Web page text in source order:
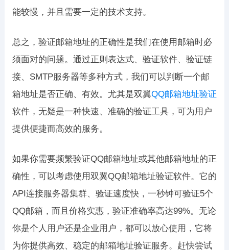
能较慢，并且需要一定的技术支持。
总之，验证邮箱地址的正确性是我们在使用邮箱时必
须面对的问题。通过正则表达式、验证软件、验证链
接、SMTP服务器等多种方式，我们可以判断一个邮
箱地址是否正确、有效。尤其是双翼QQ邮箱地址验证
软件，无疑是一种快速、准确的验证工具，可为用户
提供便捷而高效的服务。
如果你需要频繁验证QQ邮箱地址或其他邮箱地址的正
确性，可以考虑使用双翼QQ邮箱地址验证软件。它的
API连接服务器集群、验证速度快，一秒钟可验证5个
QQ邮箱，而且价格实惠，验证准确率高达99%。无论
你是个人用户还是企业用户，都可以放心使用，它将
为你提供高效、稳定的邮箱地址验证服务。赶快尝试